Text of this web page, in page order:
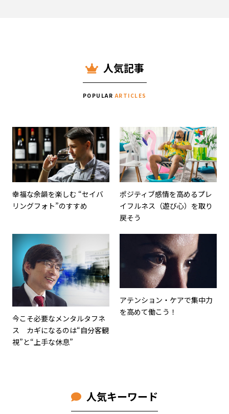
人気記事
POPULARARTICLES
幸福な余韻を楽しむ “セイバ
リングフォト”のすすめ
ポジティブ感情を高めるプレ
イフルネス（遊び心）を取り
戻そう
今こそ必要なメンタルタフネ
ス カギになるのは“自分客観
視”と“上手な休息”
アテンション・ケアで集中力
を高めて働こう！
人気キーワード